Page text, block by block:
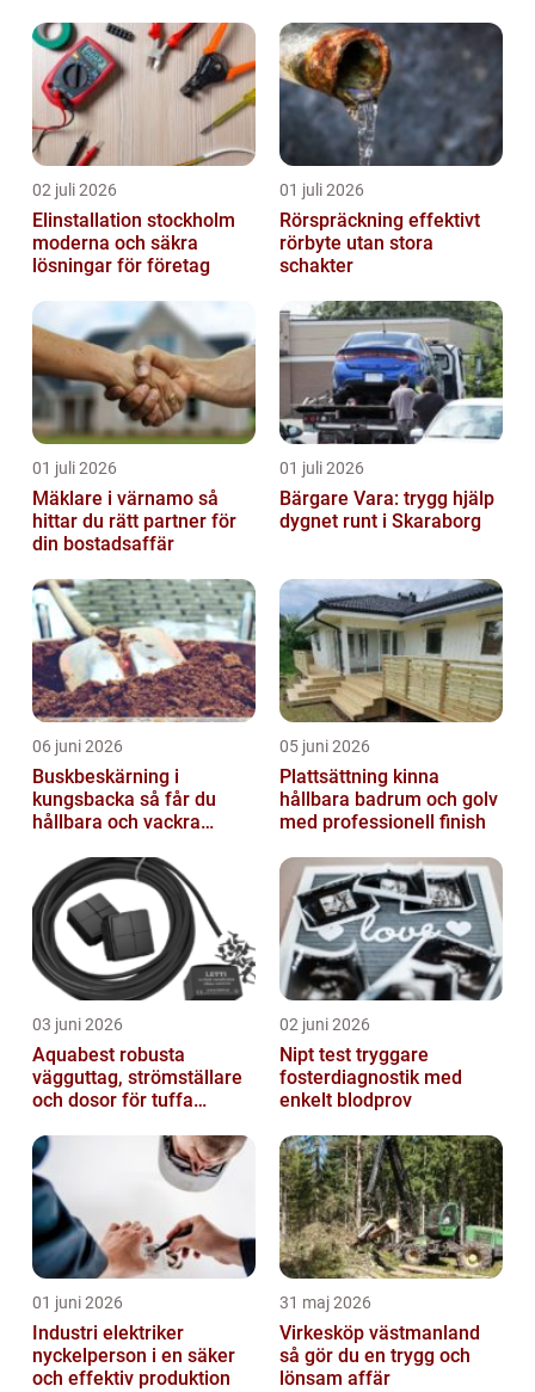
02 juli 2026
Elinstallation stockholm
moderna och säkra
lösningar för företag
01 juli 2026
Rörspräckning effektivt
rörbyte utan stora
schakter
01 juli 2026
Mäklare i värnamo så
hittar du rätt partner för
din bostadsaffär
01 juli 2026
Bärgare Vara: trygg hjälp
dygnet runt i Skaraborg
06 juni 2026
Buskbeskärning i
kungsbacka så får du
hållbara och vackra
05 juni 2026
Plattsättning kinna
hållbara badrum och golv
med professionell finish
03 juni 2026
Aquabest robusta
vägguttag, strömställare
och dosor för tuffa
02 juni 2026
Nipt test tryggare
fosterdiagnostik med
enkelt blodprov
01 juni 2026
Industri elektriker
nyckelperson i en säker
och effektiv produktion
31 maj 2026
Virkesköp västmanland
så gör du en trygg och
lönsam affär